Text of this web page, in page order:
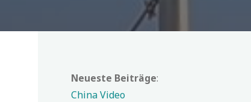
Neueste Beiträge:
China Video